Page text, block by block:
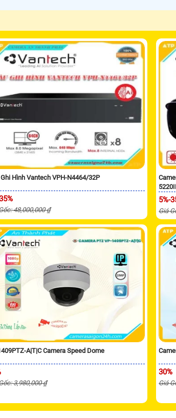
Hình Vantech VPH-N4464/32P
48,000,000 ₫
5%-
Giá
A|T|C Camera Speed Dome
3,980,000 ₫
30%
Giá